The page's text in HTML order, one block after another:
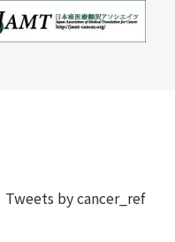
Tweets by cancer_ref